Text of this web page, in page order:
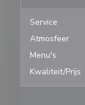
Service
Atmosfeer
Menu's
Kwaliteit/Prijs